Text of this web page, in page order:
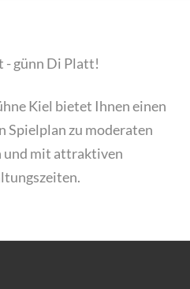
- günn Di Platt!
Kiel bietet Ihnen einen
Spielplan zu moderaten
mit attraktiven